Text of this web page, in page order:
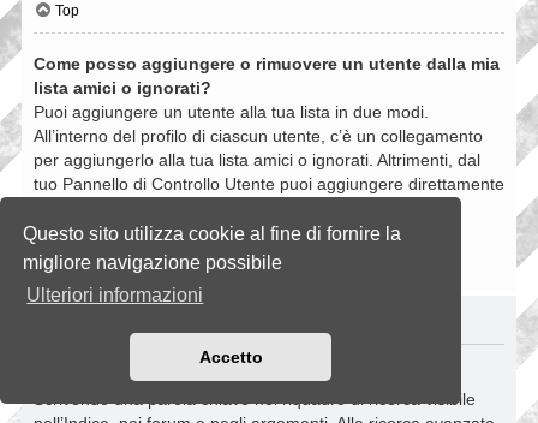
Questo sito utilizza cookie al fine di fornire la
migliore navigazione possibile
Ulteriori informazioni
Accetto
Top
Come posso aggiungere o rimuovere un utente dalla mia
lista amici o ignorati?
Puoi aggiungere un utente alla tua lista in due modi.
All’interno del profilo di ciascun utente, c’è un collegamento
per aggiungerlo alla tua lista amici o ignorati. Altrimenti, dal
tuo Pannello di Controllo Utente puoi aggiungere direttamente
rimuovere un utente dalla lista dalla stessa pagina.
Top
Come si fanno le ricerche nella Board?
Scrivendo una parola chiave nel riquadro di ricerca visibile